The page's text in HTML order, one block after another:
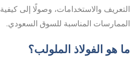
التعريف والاستخدامات، وصولًا إلى
الممارسات المناسبة للسوق السعودي.
ما هو الفولاذ الملولب؟